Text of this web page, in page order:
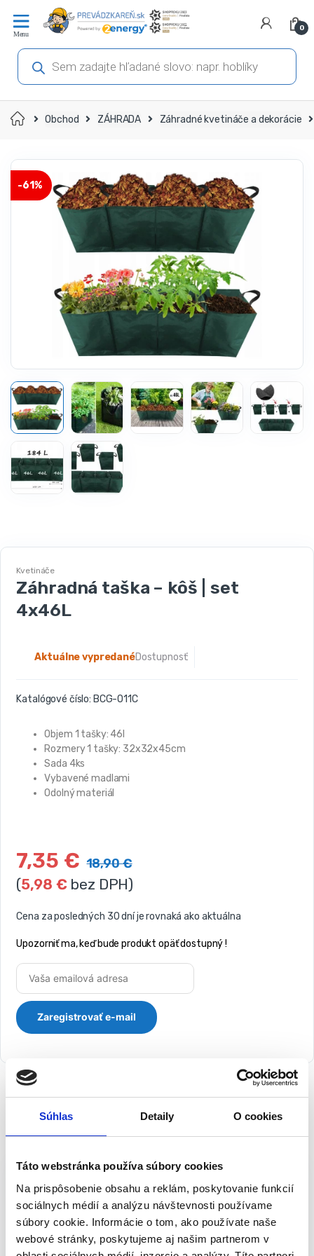
Súhlas Detaily O cookies
Táto webstránka používa súbory cookies
Na prispôsobenie obsahu a reklám, poskytovanie funkcií
sociálnych médií a analýzu návštevnosti používame
súbory cookie. Informácie o tom, ako používate naše
webové stránky, poskytujeme aj našim partnerom v
navigáciu
obsah
0
Products
search
Domov Obchod ZÁHRADA Záhradné kvetináče a dekorácie
-61%
Kvetináče
Záhradná taška – kôš | set
4x46L
Dostupnosť:
Aktuálne vypredané
Katalógové číslo: BCG-O11C
Objem 1 tašky: 46l
Rozmery 1 tašky: 32x32x45cm
Sada 4ks
Vybavené madlami
Odolný materiál
7,35 € 18,90€
(5,98 € bez DPH)
Cena za posledných 30 dní je rovnaká ako aktuálna
Upozorniť ma, keď bude produkt opäť dostupný !
Záhradná taška – kôš | set 4x46L
4 tašky / záhradné koše vyrobené z odolného materiálu.
Koše sú skvelé na uskladnenie lístia, pokosenej trávy, ale aj
ako nádoby na triedenie odpadu.
Košíky sa dajú jednoducho spojiť všitým suchým zipsom.